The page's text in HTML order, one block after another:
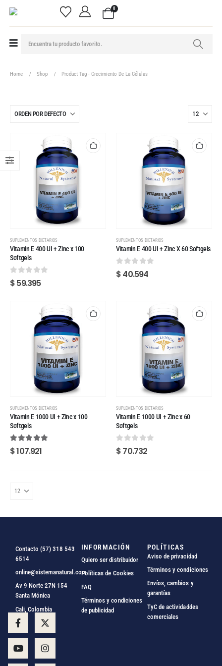
0
Home Shop Product Tag - Crecimiento De La Células
SUPLEMENTOS DIETARIOS
Vitamin E 400 UI + Zinc x 100
Softgels
0 out of 5
$59.395
SUPLEMENTOS DIETARIOS
Vitamin E 400 UI + Zinc X 60 Softgels
0 out of 5
$40.594
SUPLEMENTOS DIETARIOS
Vitamin E 1000 UI + Zinc x 100
Softgels
5.00out of 5
$107.921
SUPLEMENTOS DIETARIOS
Vitamin E 1000 UI + Zinc x 60
Softgels
0 out of 5
$70.732
Contacto (57) 318 543
6514
online@sistemanatural.com
Av 9 Norte 27N 154
Santa Mónica
Cali, Colombia
INFORMACIÓN
Quiero ser distribuidor
Políticas de Cookies
FAQ
Términos y condiciones
de publicidad
POLÍTICAS
Aviso de privacidad
Términos y condiciones
Envíos, cambios y
garantías
TyC de actividaddes
comerciales